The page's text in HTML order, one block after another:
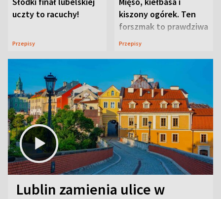
uczty to racuchy!
Przepisy
kiszony ogórek. Ten
forszmak to prawdziwa
uczta
Przepisy
Lublin zamienia ulice w